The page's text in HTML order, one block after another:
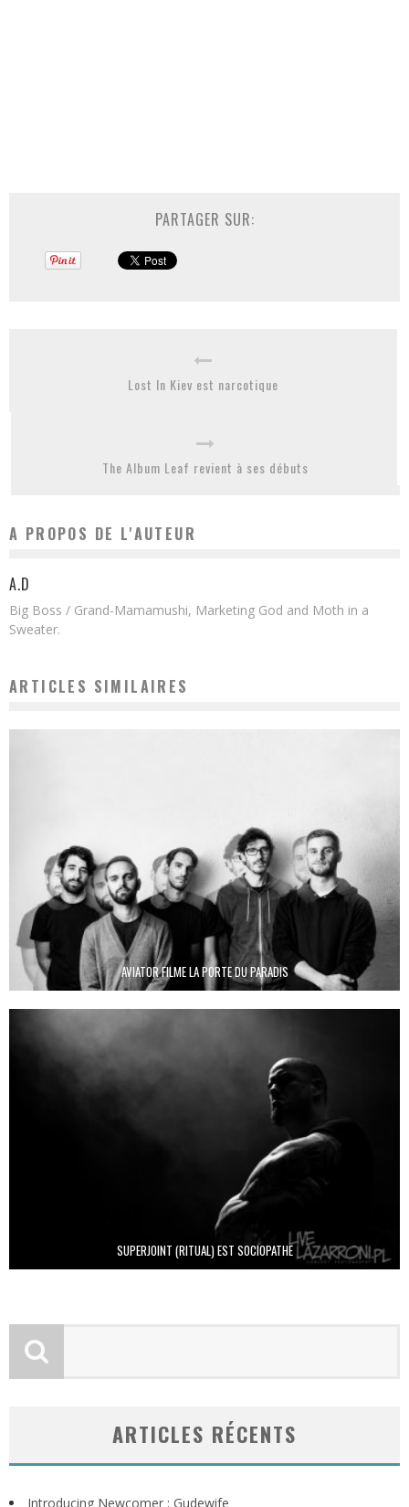
PARTAGER SUR:
Lost In Kiev est narcotique
The Album Leaf revient à ses débuts
A PROPOS DE L'AUTEUR
A.D
Big Boss / Grand-Mamamushi, Marketing God and Moth in a
Sweater.
ARTICLES SIMILAIRES
AVIATOR FILME LA PORTE DU PARADIS
SUPERJOINT (RITUAL) EST SOCIOPATHE
ARTICLES RÉCENTS
Introducing Newcomer : Gudewife